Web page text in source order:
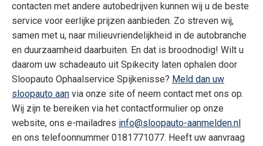
contacten met andere autobedrijven kunnen wij u de beste
service voor eerlijke prijzen aanbieden. Zo streven wij,
samen met u, naar milieuvriendelijkheid in de autobranche
en duurzaamheid daarbuiten. En dat is broodnodig! Wilt u
daarom uw schadeauto uit Spikecity laten ophalen door
Sloopauto Ophaalservice Spijkenisse? Meld dan uw
sloopauto aan via onze site of neem contact met ons op.
Wij zijn te bereiken via het contactformulier op onze
website, ons e-mailadres info@sloopauto-aanmelden.nl
en ons telefoonnummer 0181771077. Heeft uw aanvraag